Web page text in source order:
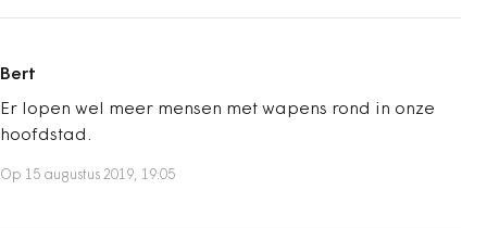
Bert
Er lopen wel meer mensen met wapens rond in onze
hoofdstad.
Op 15 augustus 2019, 19:05